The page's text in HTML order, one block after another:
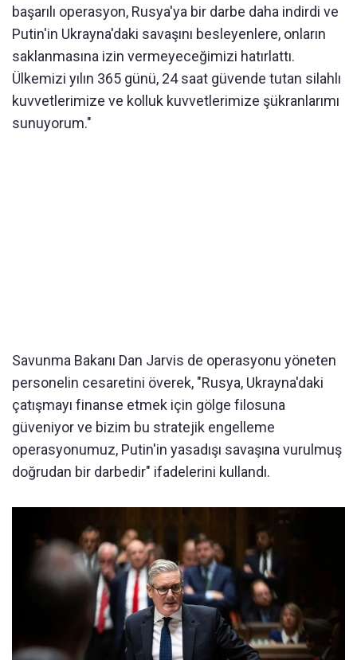
başarılı operasyon, Rusya'ya bir darbe daha indirdi ve
Putin'in Ukrayna'daki savaşını besleyenlere, onların
saklanmasına izin vermeyeceğimizi hatırlattı.
Ülkemizi yılın 365 günü, 24 saat güvende tutan silahlı
kuvvetlerimize ve kolluk kuvvetlerimize şükranlarımı
sunuyorum."
Savunma Bakanı Dan Jarvis de operasyonu yöneten
personelin cesaretini överek, "Rusya, Ukrayna'daki
çatışmayı finanse etmek için gölge filosuna
güveniyor ve bizim bu stratejik engelleme
operasyonumuz, Putin'in yasadışı savaşına vurulmuş
doğrudan bir darbedir" ifadelerini kullandı.